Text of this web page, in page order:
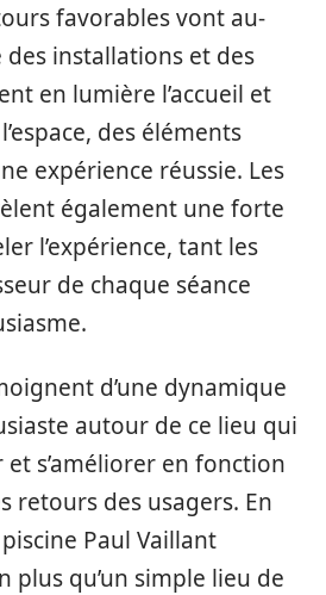
favorables vont au-
installations et des
en lumière l’accueil et
des éléments
expérience réussie. Les
également une forte
l’expérience, tant les
de chaque séance
d’une dynamique
autour de ce lieu qui
s’améliorer en fonction
retours des usagers. En
Paul Vaillant
plus qu’un simple lieu de